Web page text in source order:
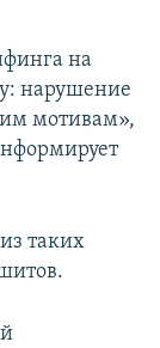
на
нарушение
мотивам»,
таких